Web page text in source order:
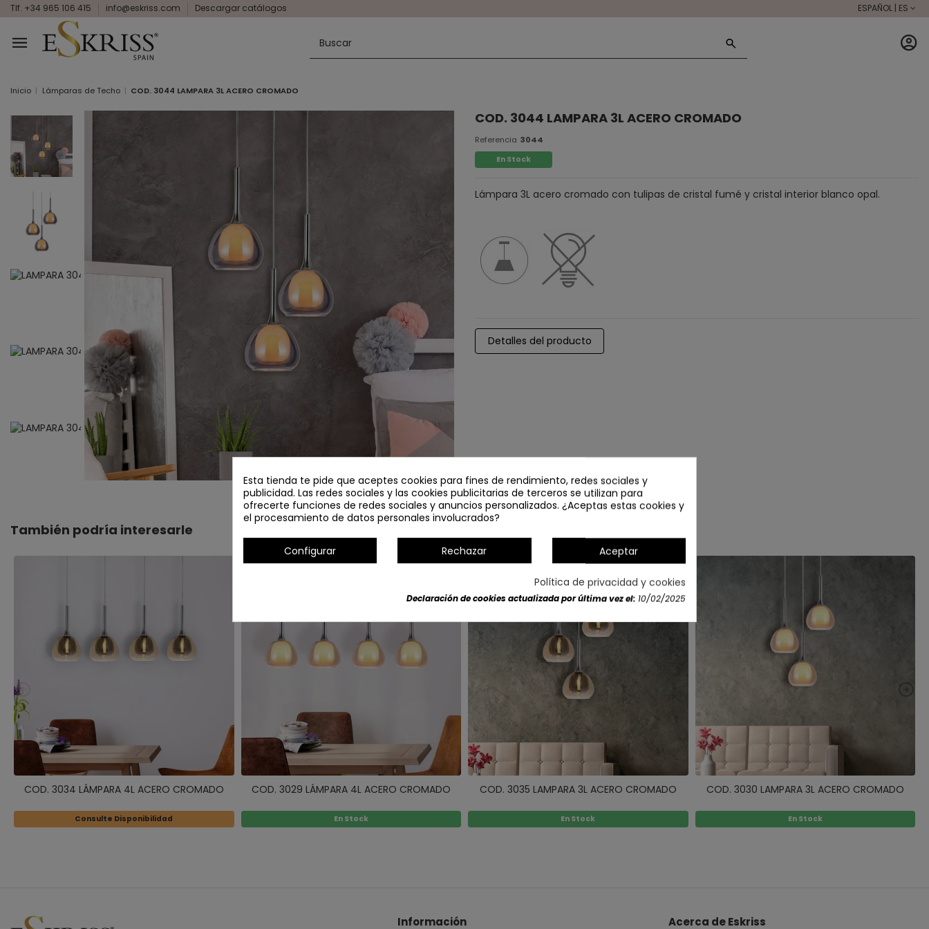
Tlf. +34 965 106 415 info@eskriss.com Descargar catálogos ESPAÑOL | ES
Inicio Lámparas de Techo COD. 3044 LAMPARA 3L ACERO CROMADO
COD. 3044 LAMPARA 3L ACERO CROMADO
Referencia 3044
En Stock
Lámpara 3L acero cromado con tulipas de cristal fumé y cristal interior blanco opal.
Detalles del producto
También podría interesarle
COD. 3034 LÁMPARA 4L ACERO CROMADO
Consulte Disponibilidad
COD. 3029 LÁMPARA 4L ACERO CROMADO
En Stock
COD. 3035 LAMPARA 3L ACERO CROMADO
En Stock
COD. 3030 LAMPARA 3L ACERO CROMADO
En Stock
Información Acerca de Eskriss
Esta tienda te pide que aceptes cookies para fines de rendimiento, redes sociales y
publicidad. Las redes sociales y las cookies publicitarias de terceros se utilizan para
ofrecerte funciones de redes sociales y anuncios personalizados. ¿Aceptas estas cookies y
el procesamiento de datos personales involucrados?
Configurar Rechazar Aceptar
Política de privacidad y cookies
Declaración de cookies actualizada por última vez el: 10/02/2025